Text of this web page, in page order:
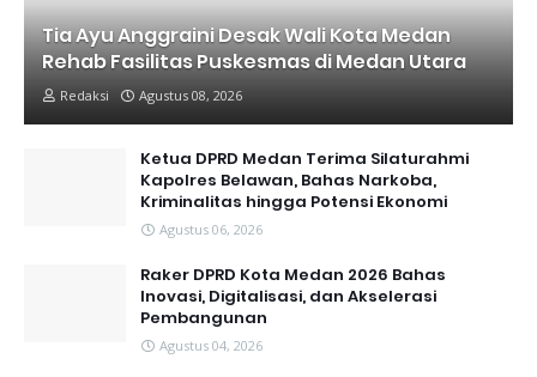
Tia Ayu Anggraini Desak Wali Kota Medan
Rehab Fasilitas Puskesmas di Medan Utara
Redaksi Agustus 08, 2026
Ketua DPRD Medan Terima Silaturahmi
Kapolres Belawan, Bahas Narkoba,
Kriminalitas hingga Potensi Ekonomi
Agustus 06, 2026
Raker DPRD Kota Medan 2026 Bahas
Inovasi, Digitalisasi, dan Akselerasi
Pembangunan
Agustus 04, 2026